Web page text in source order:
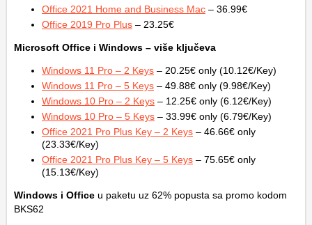
Office 2021 Home and Business Mac – 36.99€
Office 2019 Pro Plus – 23.25€
Microsoft Office i Windows – više ključeva
Windows 11 Pro – 2 Keys – 20.25€ only (10.12€/Key)
Windows 11 Pro – 5 Keys – 49.88€ only (9.98€/Key)
Windows 10 Pro – 2 Keys – 12.25€ only (6.12€/Key)
Windows 10 Pro – 5 Keys – 33.99€ only (6.79€/Key)
Office 2021 Pro Plus Key – 2 Keys – 46.66€ only
(23.33€/Key)
Office 2021 Pro Plus Key – 5 Keys – 75.65€ only
(15.13€/Key)
Windows i Office u paketu uz 62% popusta sa promo kodom
BKS62